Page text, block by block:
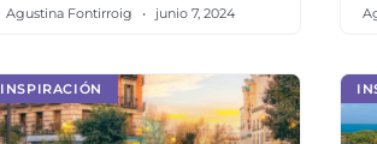
Agustina Fontirroig junio 7, 2024
INSPIRACIÓN